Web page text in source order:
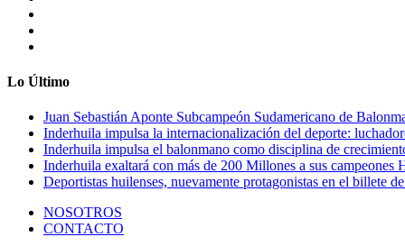
Lo Último
Juan Sebastián Aponte Subcampeón Sudamericano de
Inderhuila impulsa la internacionalización del deporte:
Inderhuila impulsa el balonmano como disciplina de
Inderhuila exaltará con más de 200 Millones a sus
Deportistas huilenses, nuevamente protagonistas en el billete
NOSOTROS
CONTACTO